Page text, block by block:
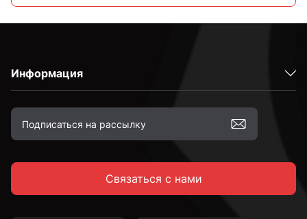
10 мм
12 мм
Информация
Связаться с нами